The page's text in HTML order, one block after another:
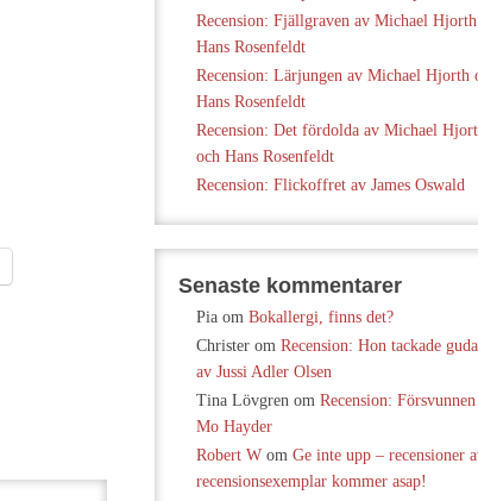
Recension: Fjällgraven av Michael
Hans Rosenfeldt
Recension: Lärjungen av Michael Hjorth
Hans Rosenfeldt
Recension: Det fördolda av Michael
och Hans Rosenfeldt
Recension: Flickoffret av James Oswald
Senaste kommentarer
Pia om Bokallergi, finns det?
Christer om Recension: Hon tackade
av Jussi Adler Olsen
Tina Lövgren om Recension:
Mo Hayder
Robert W om Ge inte upp – recensioner
recensionsexemplar kommer asap!